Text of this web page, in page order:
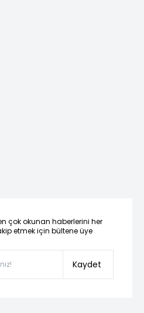
çok okunan haberlerini her
etmek için bültene üye
Kaydet